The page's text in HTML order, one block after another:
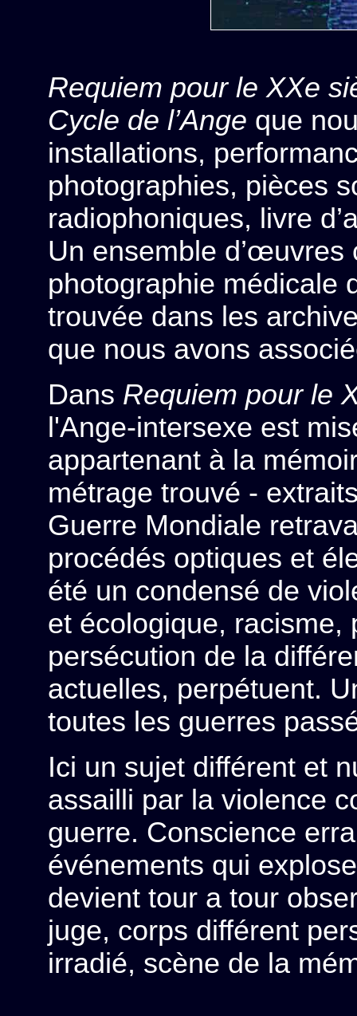
Requiem pour le XXe
Cycle de l’Ange que
installations,
photographies, pièces
radiophoniques, livre
Un ensemble d’œuvres
photographie médicale
trouvée dans les
que nous avons
Dans Requiem pour le
l'Ange-intersexe est
appartenant à la
métrage trouvé -
Guerre Mondiale
procédés optiques et
été un condensé de
et écologique, racisme,
persécution de la
actuelles, perpétuent.
toutes les guerres
Ici un sujet différent et
assailli par la violence
guerre. Conscience
événements qui
devient tour a tour
juge, corps différent
irradié, scène de la